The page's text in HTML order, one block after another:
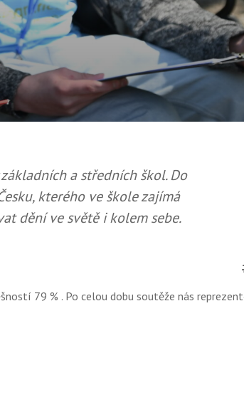
a středních škol. Do
kterého ve škole zajímá
dění ve světě i kolem sebe.
79 % . Po celou dobu soutěže nás